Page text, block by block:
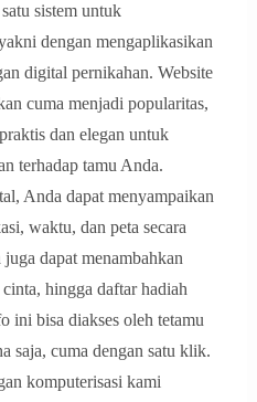
sistem untuk
dengan mengaplikasikan
digital pernikahan. Website
cuma menjadi popularitas,
dan elegan untuk
terhadap tamu Anda.
Anda dapat menyampaikan
waktu, dan peta secara
dapat menambahkan
hingga daftar hadiah
ini bisa diakses oleh tetamu
saja, cuma dengan satu klik.
komputerisasi kami